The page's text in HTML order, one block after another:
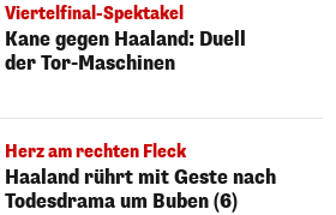
Viertelfinal-Spektakel
Kane gegen Haaland: Duell
der Tor-Maschinen
Herz am rechten Fleck
Haaland rührt mit Geste nach
Todesdrama um Buben (6)